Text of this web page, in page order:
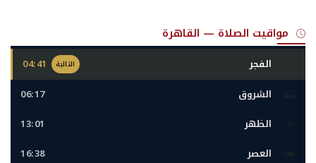
مواقيت الصلاة — القاهرة
الفجر التالية 04:41
الشروق 06:17
الظهر 13:01
العصر 16:38